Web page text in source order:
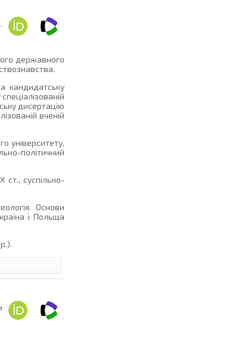
державного
кандидатську
дисертацію
вченій
університету,
політичний
ст., суспільно-
Основи
і Польща